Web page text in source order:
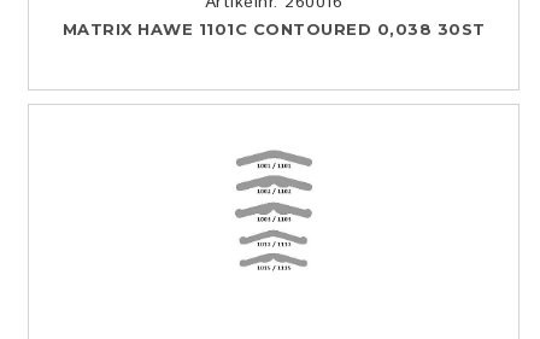
MATRIX HAWE 1101C CONTOURED 0,038 30ST